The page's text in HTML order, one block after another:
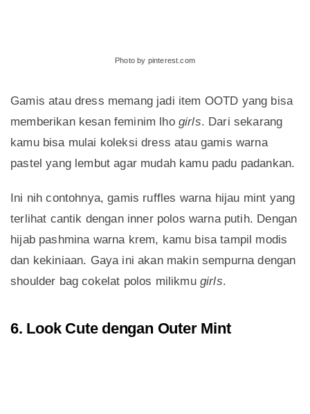
Photo by pinterest.com
Gamis atau dress memang jadi item OOTD yang bisa
memberikan kesan feminim lho girls. Dari sekarang
kamu bisa mulai koleksi dress atau gamis warna
pastel yang lembut agar mudah kamu padu padankan.
Ini nih contohnya, gamis ruffles warna hijau mint yang
terlihat cantik dengan inner polos warna putih. Dengan
hijab pashmina warna krem, kamu bisa tampil modis
dan kekiniaan. Gaya ini akan makin sempurna dengan
shoulder bag cokelat polos milikmu girls.
6. Look Cute dengan Outer Mint